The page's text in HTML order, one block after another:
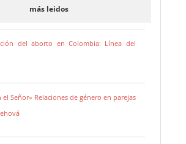
más leidos
del aborto en Colombia: Línea del
el Señor» Relaciones de género en parejas